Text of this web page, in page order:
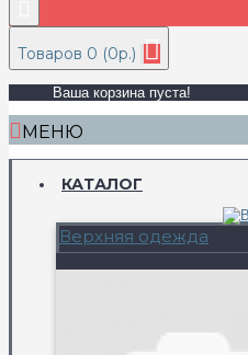
Товаров 0 (0р.)
Ваша корзина пуста!
МЕНЮ
КАТАЛОГ
Верхняя одежда